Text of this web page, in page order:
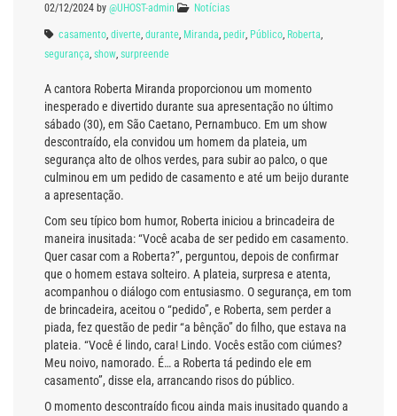
02/12/2024 by @UHOST-admin Notícias
casamento diverte durante Miranda pedir Público Roberta
segurança show surpreende
A cantora Roberta Miranda proporcionou um momento
inesperado e divertido durante sua apresentação no último
sábado (30), em São Caetano, Pernambuco. Em um show
descontraído, ela convidou um homem da plateia, um
segurança alto de olhos verdes, para subir ao palco, o que
culminou em um pedido de casamento e até um beijo durante
a apresentação.
Com seu típico bom humor, Roberta iniciou a brincadeira de
maneira inusitada: “Você acaba de ser pedido em casamento.
Quer casar com a Roberta?”, perguntou, depois de confirmar
que o homem estava solteiro. A plateia, surpresa e atenta,
acompanhou o diálogo com entusiasmo. O segurança, em tom
de brincadeira, aceitou o “pedido”, e Roberta, sem perder a
piada, fez questão de pedir “a bênção” do filho, que estava na
plateia. “Você é lindo, cara! Lindo. Vocês estão com ciúmes?
Meu noivo, namorado. É… a Roberta tá pedindo ele em
casamento”, disse ela, arrancando risos do público.
O momento descontraído ficou ainda mais inusitado quando a